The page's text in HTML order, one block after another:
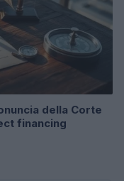
della Corte
financing